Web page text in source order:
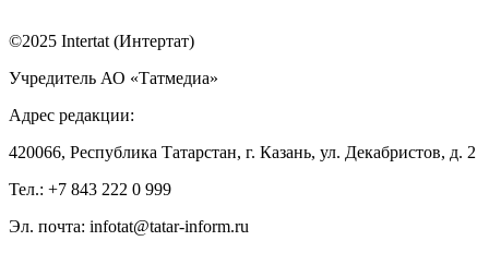
©2025 Intertat (Интертат)
Учредитель АО «Татмедиа»
Адрес редакции:
420066, Республика Татарстан, г. Казань, ул. Декабристов, д. 2
Тел.: +7 843 222 0 999
Эл. почта: infotat@tatar-inform.ru